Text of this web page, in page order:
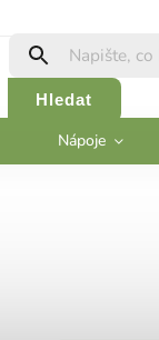
Hledat
Nápoje